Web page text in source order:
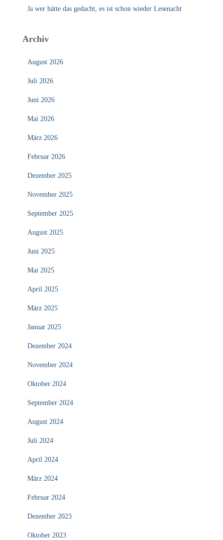
Ja wer hätte das gedacht, es ist schon wieder Lesenacht
Archiv
August 2026
Juli 2026
Juni 2026
Mai 2026
März 2026
Februar 2026
Dezember 2025
November 2025
September 2025
August 2025
Juni 2025
Mai 2025
April 2025
März 2025
Januar 2025
Dezember 2024
November 2024
Oktober 2024
September 2024
August 2024
Juli 2024
April 2024
März 2024
Februar 2024
Dezember 2023
Oktober 2023